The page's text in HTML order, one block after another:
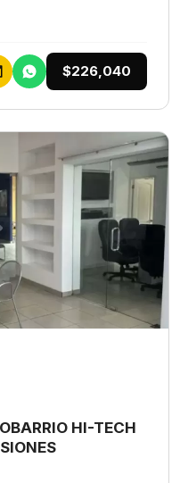
$226,040
HI-TECH